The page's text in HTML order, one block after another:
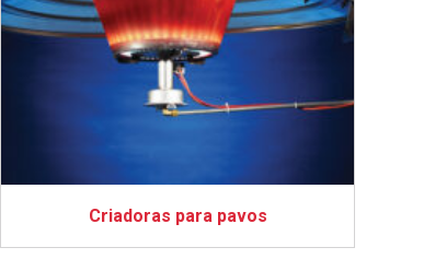
Criadoras para pavos